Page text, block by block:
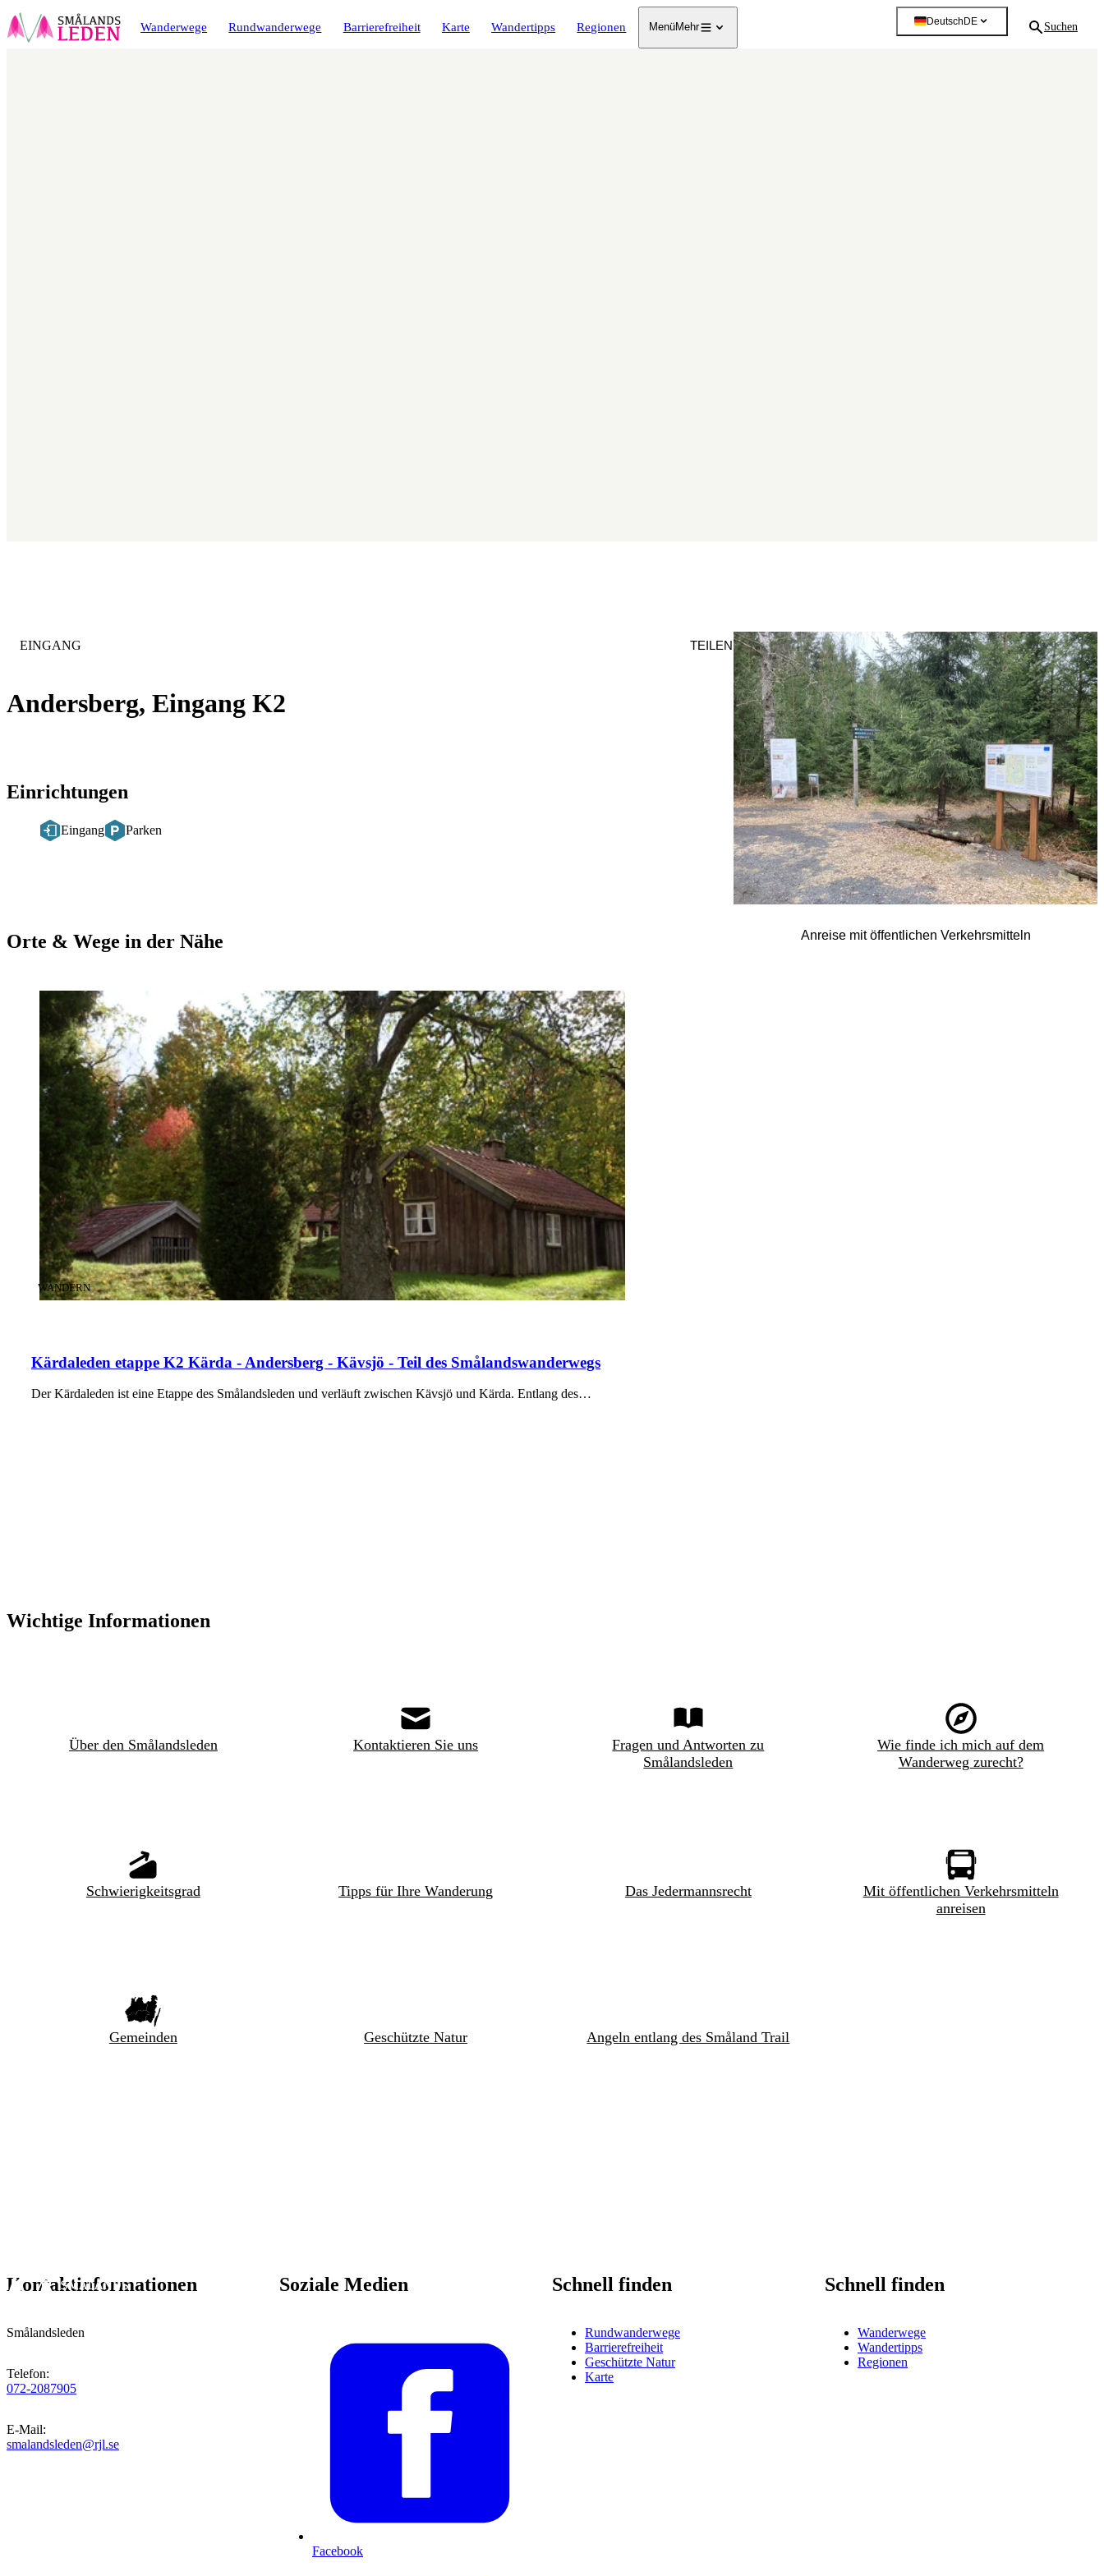
Wanderwege Rundwanderwege Barrierefreiheit Karte Wandertipps Regionen MenüMehr
Deutsch DE Suchen
Andersberg, Eingang K2
KATEGORIE
EINGANG TEILEN
Einrichtungen
Eingang Parken
Orte & Wege in der Nähe
Kärdaleden etappe K2 Kärda - Andersberg - Kävsjö - Teil des Smålandswanderwegs
KATEGORIE:
WANDERN
Der Kärdaleden ist eine Etappe des Smålandsleden und verläuft zwischen Kävsjö und Kärda. Entlang des…
Bildergalerie
Anreise mit öffentlichen Verkehrsmitteln
Wichtige Informationen
Über den Smålandsleden Kontaktieren Sie uns
Fragen und Antworten zu
Smålandsleden
Wie finde ich mich auf dem
Wanderweg zurecht?
Schwierigkeitsgrad Tipps für Ihre Wanderung Das Jedermannsrecht
Mit öffentlichen Verkehrsmitteln
anreisen
Gemeinden Geschützte Natur Angeln entlang des Småland Trail
Kontaktinformationen
Smålandsleden
Telefon:
072-2087905
E-Mail:
smalandsleden@rjl.se
Soziale Medien
Facebook
Schnell finden
Rundwanderwege
Barrierefreiheit
Geschützte Natur
Karte
Schnell finden
Wanderwege
Wandertipps
Regionen